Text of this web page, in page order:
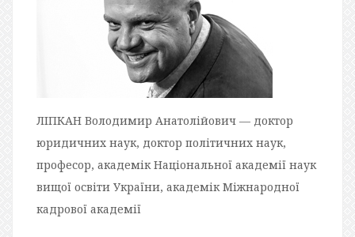
ЛІПКАН Володимир Анатолійович — доктор
юридичних наук, доктор політичних наук,
професор, академік Національної академії наук
вищої освіти України, академік Міжнародної
кадрової академії